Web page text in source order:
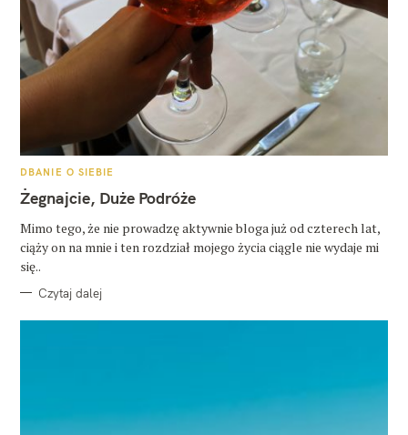
K
T
E
O
R
I
DBANIE O SIEBIE
Żegnajcie, Duże Podróże
Mimo tego, że nie prowadzę aktywnie bloga już od czterech lat,
ciąży on na mnie i ten rozdział mojego życia ciągle nie wydaje mi
się..
Czytaj dalej